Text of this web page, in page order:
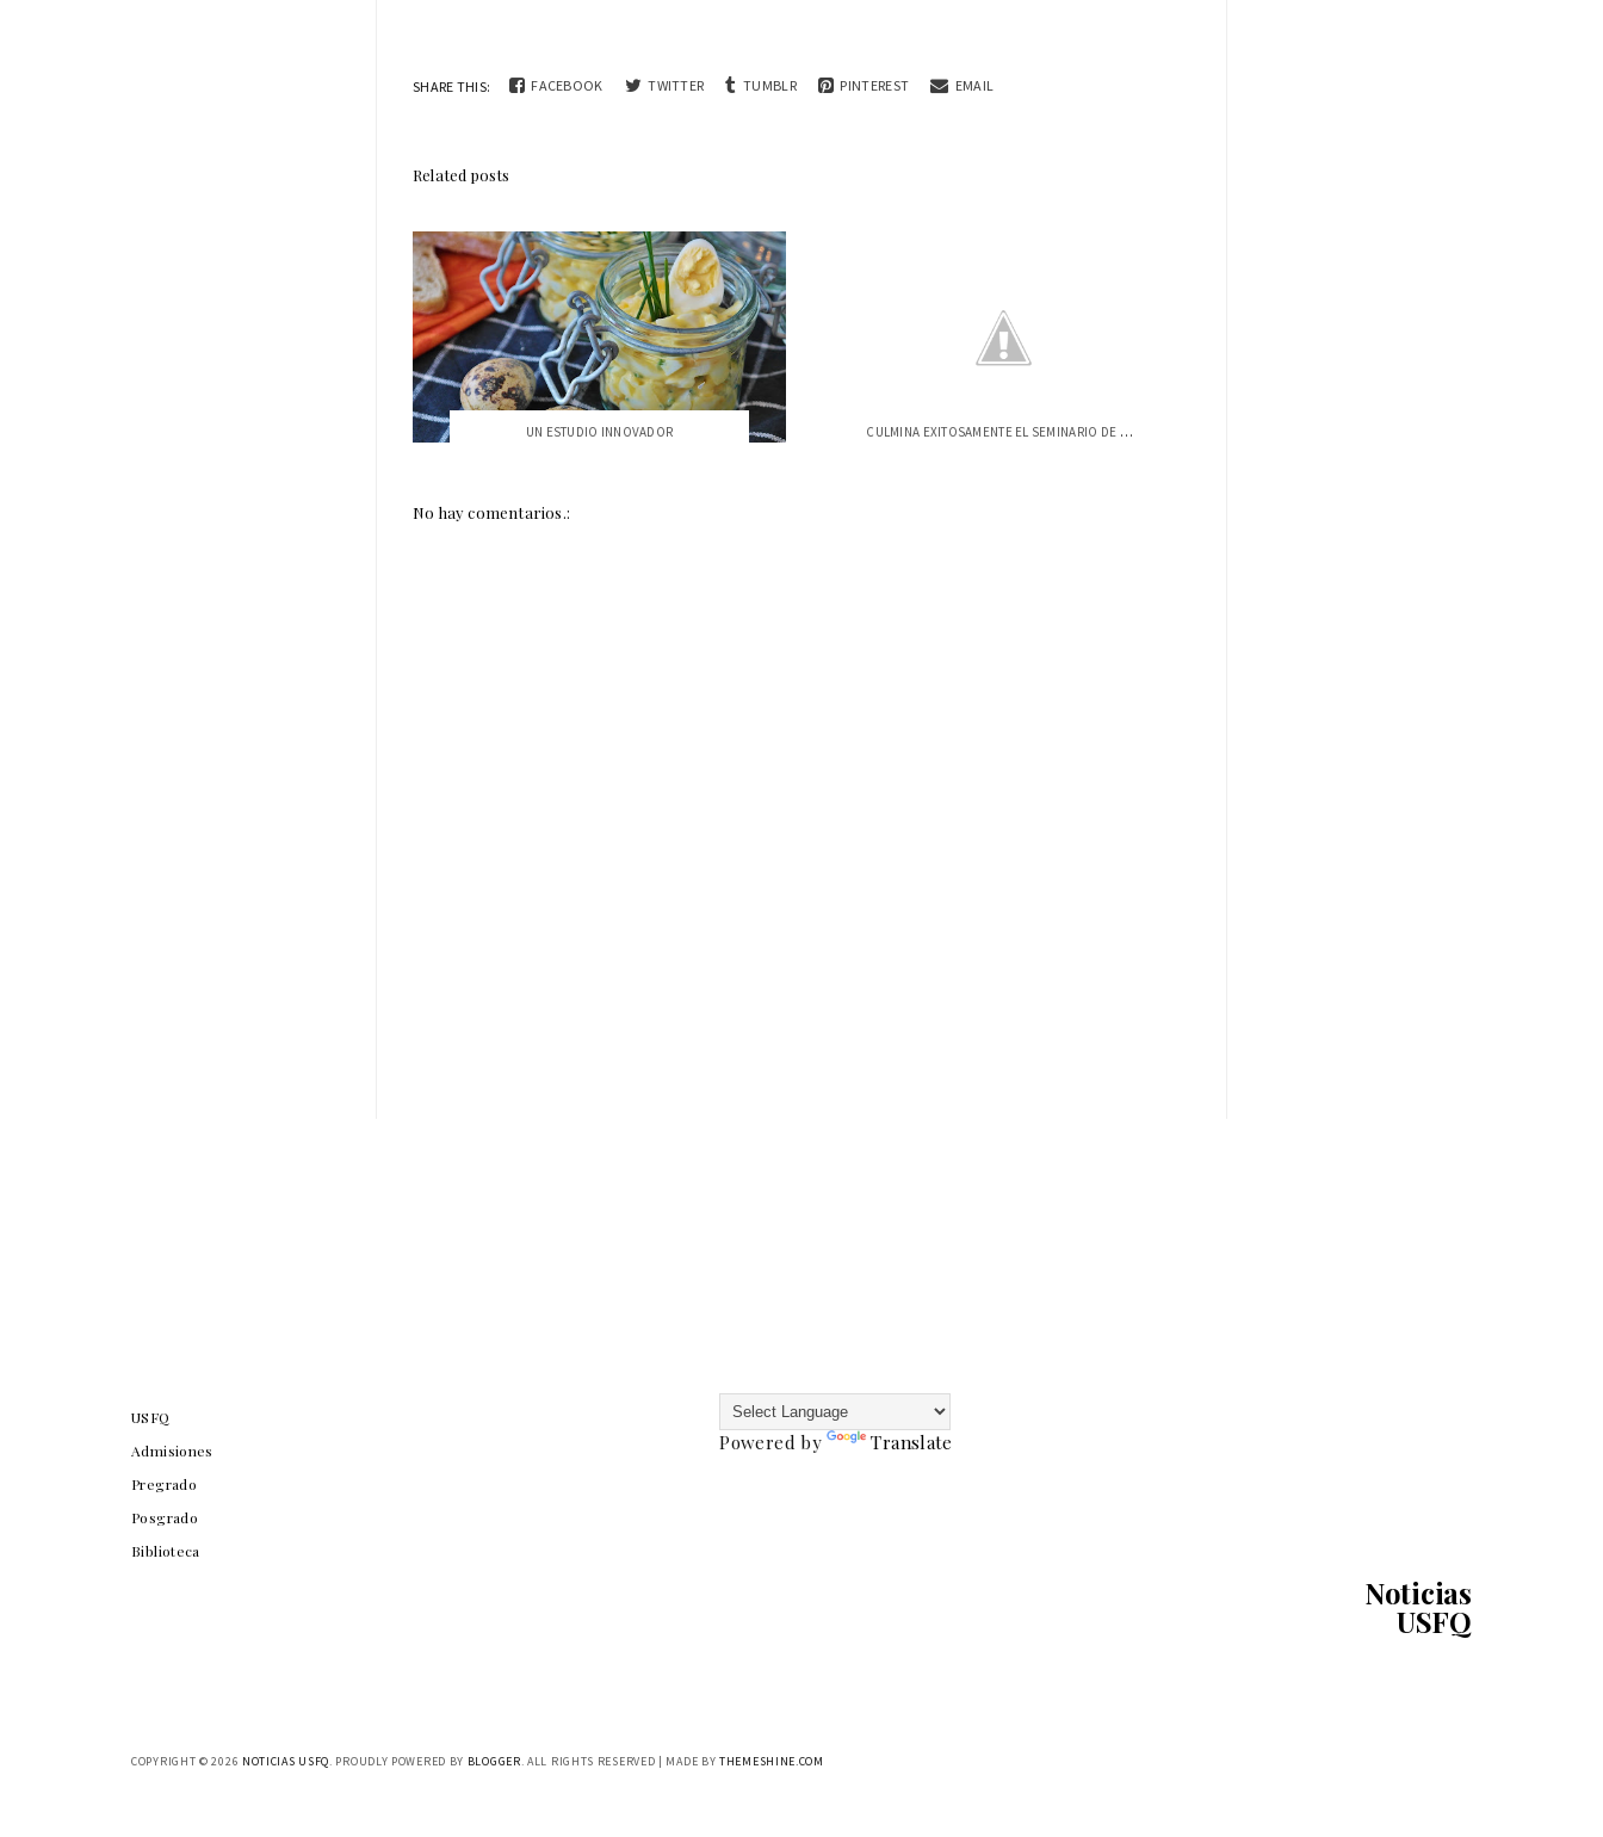
SHARE THIS: FACEBOOK TWITTER TUMBLR PINTEREST EMAIL
Related posts
UN ESTUDIO INNOVADOR CULMINA EXITOSAMENTE EL SEMINARIO DE COA...
No hay comentarios.:
USFQ
Admisiones
Pregrado
Posgrado
Biblioteca
Powered by Translate
Noticias
USFQ
COPYRIGHT ©2026 NOTICIAS USFQ. PROUDLY POWERED BY BLOGGER. ALL RIGHTS RESERVED | MADE BYTHEMESHINE.COM